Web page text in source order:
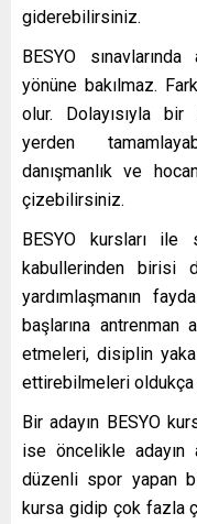
giderebilirsiniz.
BESYO
yönüne bakılmaz.
olur. Dolayısıyla
yerden
danışmanlık ve
çizebilirsiniz.
BESYO kursları ile
kabullerinden birisi
yardımlaşmanın
başlarına
etmeleri, disiplin
ettirebilmeleri oldukça
Bir adayın BESYO
ise öncelikle adayın
düzenli spor yapan
kursa gidip çok fazla